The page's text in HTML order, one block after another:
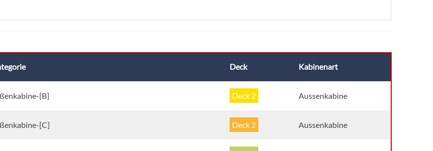
Deck Kabinenart
[B] Deck 2 Aussenkabine
[C] Deck 2 Aussenkabine